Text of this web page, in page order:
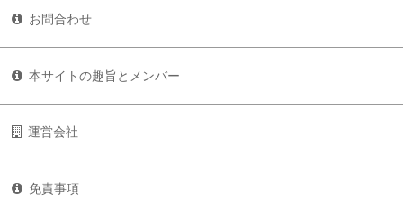
お問合わせ
本サイトの趣旨とメンバー
運営会社
免責事項